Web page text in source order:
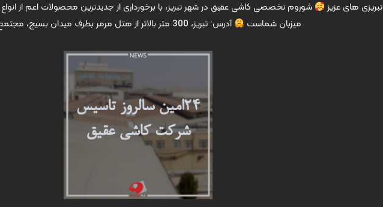
تبریزی های عزیز
میزبان شماست
آدرس: تبریز، 300 متر بالاتر از هتل مرمر بطرف میدان بسیج، مجتمع تجاری ونیز، شوروم کاشی عقیق